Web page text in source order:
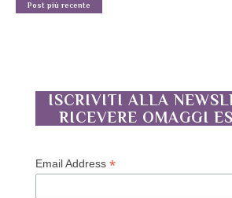
Post più recente
ISCRIVITI ALLA
RICEVERE OMAGGI
Email Address*